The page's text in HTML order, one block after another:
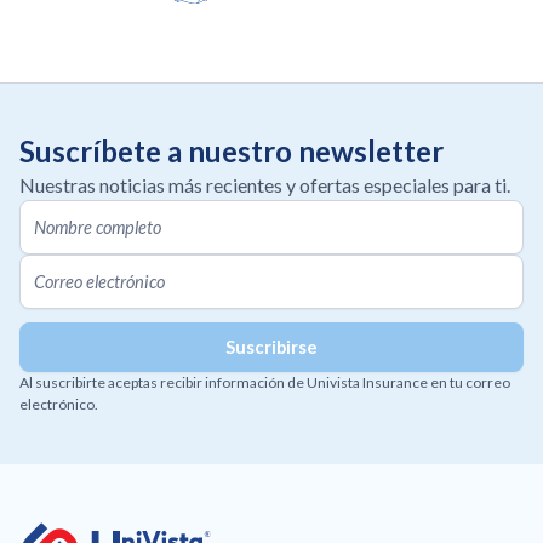
Suscríbete a nuestro newsletter
Nuestras noticias más recientes y ofertas especiales para ti.
Al suscribirte aceptas recibir información de Univista Insurance en tu correo
electrónico.